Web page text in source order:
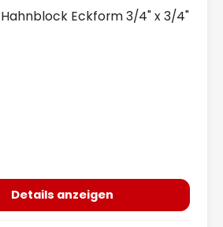
Hahnblock Eckform 3/4" x 3/4"
Preis:
Details anzeigen